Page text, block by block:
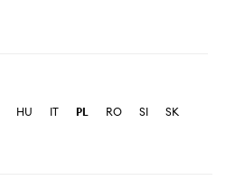
HU IT PL RO SI
SK